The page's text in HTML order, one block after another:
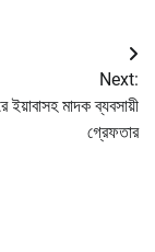
Next:
ইয়াবাসহ মাদক ব্যবসায়ী
গ্রেফতার